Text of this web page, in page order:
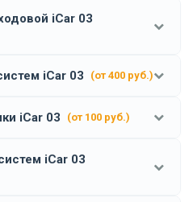
iCar 03
iCar 03 (от 400 руб.)
iCar 03 (от 100 руб.)
iCar 03